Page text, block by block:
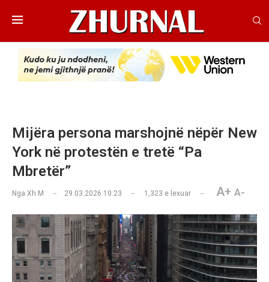
Mijëra persona marshojnë nëpër New
York në protestën e tretë “Pa
Mbretër”
Nga Xh M 29.03.2026 10:23 1,323 e lexuar A+ A-